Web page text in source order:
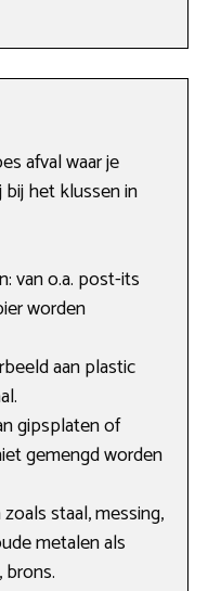
afval waar je
het klussen in
van o.a. post-its
worden
aan plastic
gipsplaten of
gemengd worden
staal, messing,
metalen als
brons.